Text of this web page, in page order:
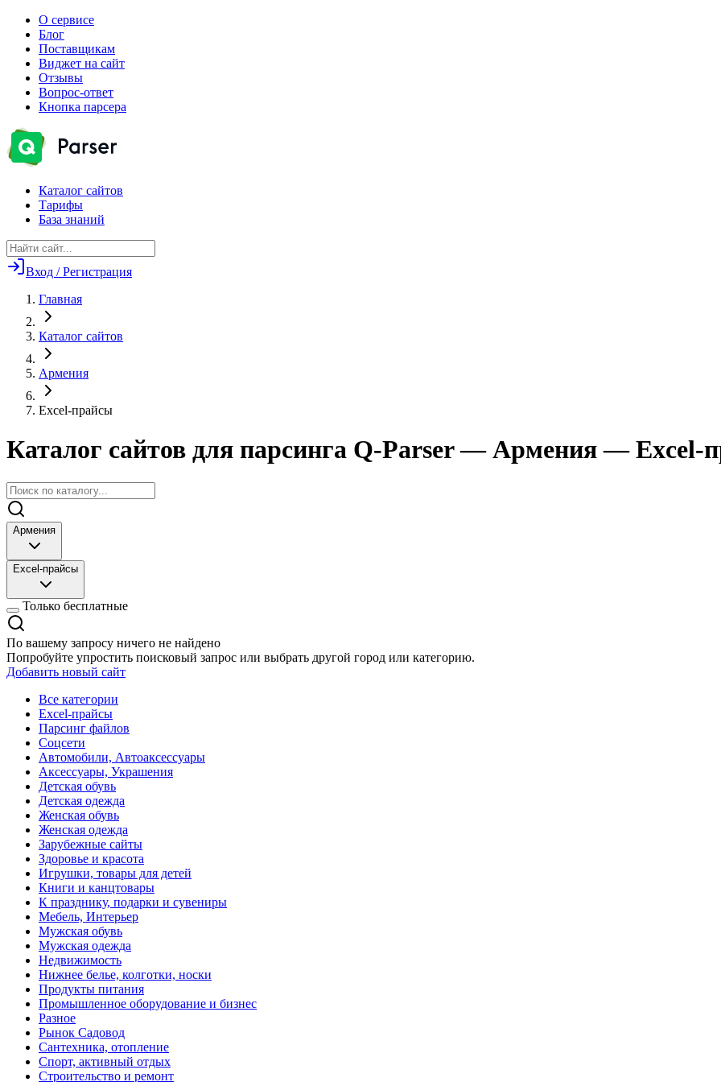
О сервисе
Блог
Поставщикам
Виджет на сайт
Отзывы
Вопрос-ответ
Кнопка парсера
Каталог сайтов
Тарифы
База знаний
Вход / Регистрация
Главная
Каталог сайтов
Армения
Excel-прайсы
Каталог сайтов для парсинга Q-Parser— Армения — Excel-
Армения
Excel-прайсы
Только бесплатные
По вашему запросу ничего не найдено
Попробуйте упростить поисковый запрос или выбрать другой город или категорию.
Добавить новый сайт
Все категории
Excel-прайсы
Парсинг файлов
Соцсети
Автомобили, Автоаксессуары
Аксессуары, Украшения
Детская обувь
Детская одежда
Женская обувь
Женская одежда
Зарубежные сайты
Здоровье и красота
Игрушки, товары для детей
Книги и канцтовары
К празднику, подарки и сувениры
Мебель, Интерьер
Мужская обувь
Мужская одежда
Недвижимость
Нижнее белье, колготки, носки
Продукты питания
Промышленное оборудование и бизнес
Разное
Рынок Садовод
Сантехника, отопление
Спорт, активный отдых
Строительство и ремонт